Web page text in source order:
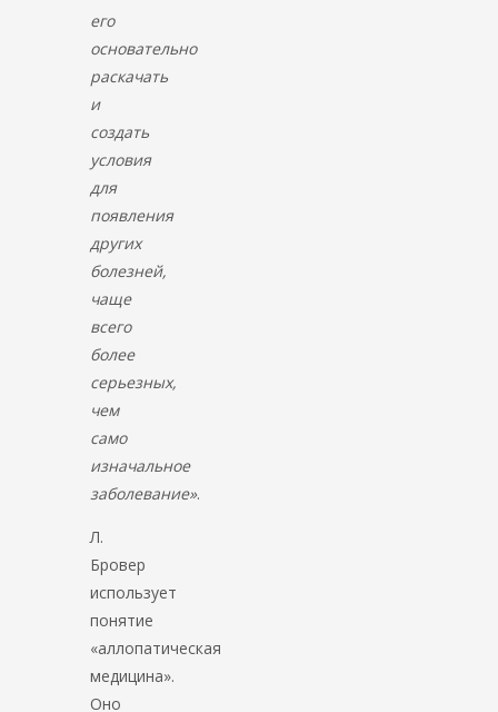
его
основательно
раскачать
и
создать
условия
для
появления
других
болезней,
чаще
всего
более
серьезных,
чем
само
изначальное
заболевание».
Л.
Бровер
использует
понятие
«аллопатическая
медицина».
Оно